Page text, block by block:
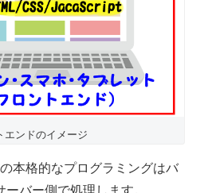
エンドのイメージ
本格的なプログラミングはバ